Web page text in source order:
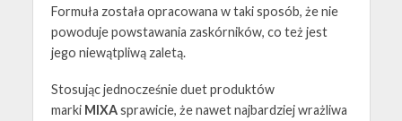
Formuła została opracowana w taki sposób, że nie
powoduje powstawania zaskórników, co też jest
jego niewątpliwą zaletą.
Stosując jednocześnie duet produktów
marki MIXAsprawicie, że nawet najbardziej wrażliwa